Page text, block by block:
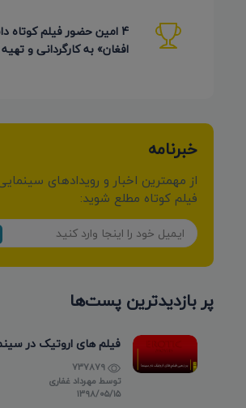
4 امین حضور فیلم کوتاه
افغان» به کارگردانی و
خبرنامه
از مهمترین اخبار و رویدادهای
فیلم کوتاه مطلع شوید:
پر بازدیدترین پست‌ها
فیلم های اروتیک در
توسط مهرداد غفاری
۱۳۹۸/۰۵/۱۵